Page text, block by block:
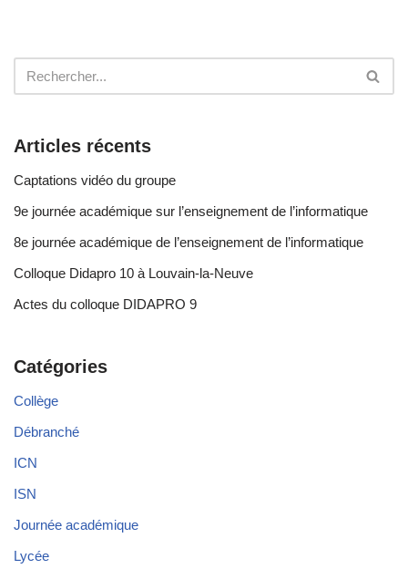
Articles récents
Captations vidéo du groupe
9e journée académique sur l’enseignement de l’informatique
8e journée académique de l’enseignement de l’informatique
Colloque Didapro 10 à Louvain-la-Neuve
Actes du colloque DIDAPRO 9
Catégories
Collège
Débranché
ICN
ISN
Journée académique
Lycée